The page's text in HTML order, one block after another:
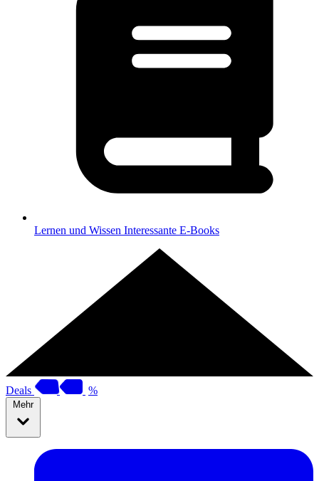
Lernen und Wissen Interessante E-Books
Deals %
Mehr